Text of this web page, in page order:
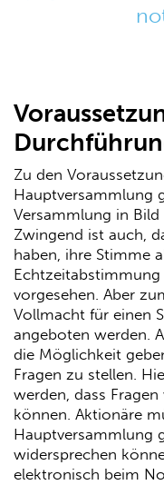
Zu den
Hauptversammlung
Versammlung in
Zwingend ist auch,
haben, ihre Stimme
vorgesehen. Aber
Vollmacht für einen
angeboten werden.
die Möglichkeit
Fragen zu stellen.
werden, dass
können. Aktionäre
Hauptversammlung
widersprechen
elektronisch beim